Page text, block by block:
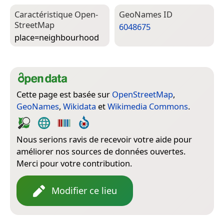
Caractéristique Open­
Street­Map
place=­neighbourhood
Geo­Names ID
6048675
Cette page est basée sur OpenStreetMap,
GeoNames, Wikidata etWikimedia Commons.
Nous serions ravis de recevoir votre aide pour
améliorer nos sources de données ouvertes.
Merci pour votre contribution.
Modifier ce lieu